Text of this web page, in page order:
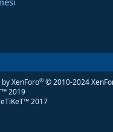
XenForo® © 2010-2024
2019
2017